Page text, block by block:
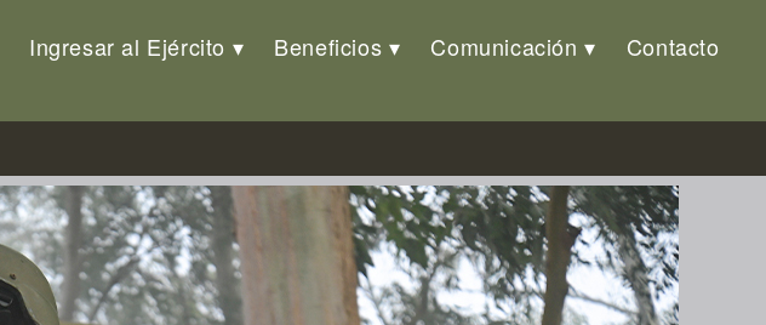
Ingresar al Ejército Beneficios Comunicación Contacto